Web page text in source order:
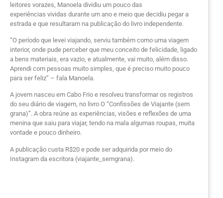
leitores vorazes, Manoela dividiu um pouco das
experiências vividas durante um ano e meio que decidiu pegar a
estrada e que resultaram na publicação do livro independente.
“O período que levei viajando, serviu também como uma viagem
interior, onde pude perceber que meu conceito de felicidade, ligado
a bens materiais, era vazio, e atualmente, vai muito, além disso.
Aprendi com pessoas muito simples, que é preciso muito pouco
para ser feliz” – fala Manoela.
A jovem nasceu em Cabo Frio e resolveu transformar os registros
do seu diário de viagem, no livro O “Confissões de Viajante (sem
grana)”. A obra reúne as experiências, visões e reflexões de uma
menina que saiu para viajar, tendo na mala algumas roupas, muita
vontade e pouco dinheiro.
A publicação custa R$20 e pode ser adquirida por meio do
Instagram da escritora (viajante_semgrana).